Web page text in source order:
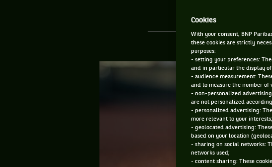
Cookies
With your consent, BNP
these cookies are strictly
purposes:
- setting your preferences:
and in particular the display
- audience measurement:
and to measure the number of
- non-personalized
are not personalized
- personalized advertising:
more relevant to your interests;
- geolocated advertising:
based on your location
- sharing on social networks:
networks used;
- content sharing: These